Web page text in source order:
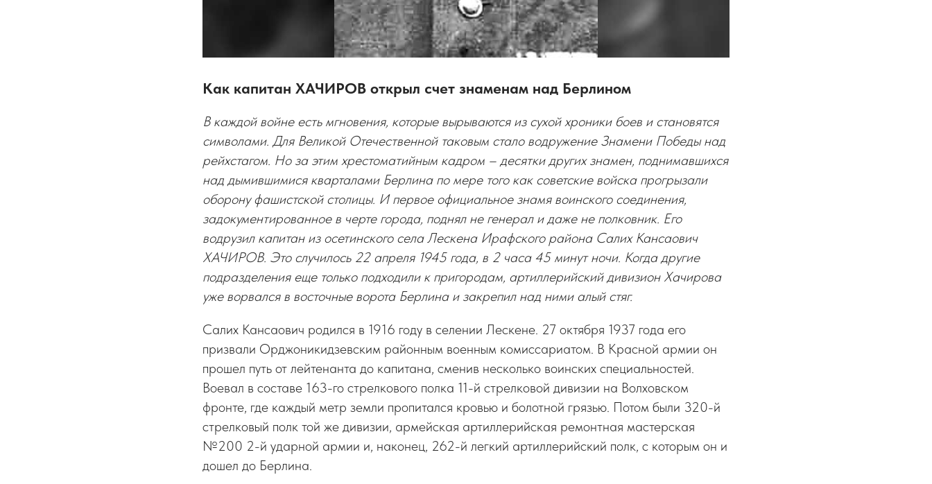
Как капитан ХАЧИРОВ открыл счет знаменам над Берлином
В каждой войне есть мгновения, которые вырываются из сухой хроники боев и становятся
символами. Для Великой Отечественной таковым стало водружение Знамени Победы над
рейхстагом. Но за этим хрестоматийным кадром – десятки других знамен, поднимавшихся
над дымившимися кварталами Берлина по мере того как советские войска прогрызали
оборону фашистской столицы. И первое официальное знамя воинского соединения,
задокументированное в черте города, поднял не генерал и даже не полковник. Его
водрузил капитан из осетинского села Лескена Ирафского района Салих Кансаович
ХАЧИРОВ. Это случилось 22 апреля 1945 года, в 2 часа 45 минут ночи. Когда другие
подразделения еще только подходили к пригородам, артиллерийский дивизион Хачирова
уже ворвался в восточные ворота Берлина и закрепил над ними алый стяг.
Салих Кансаович родился в 1916 году в селении Лескене. 27 октября 1937 года его
призвали Орджоникидзевским районным военным комиссариатом. В Красной армии он
прошел путь от лейтенанта до капитана, сменив несколько воинских специальностей.
Воевал в составе 163-го стрелкового полка 11-й стрелковой дивизии на Волховском
фронте, где каждый метр земли пропитался кровью и болотной грязью. Потом были 320-й
стрелковый полк той же дивизии, армейская артиллерийская ремонтная мастерская
№200 2-й ударной армии и, наконец, 262-й легкий артиллерийский полк, с которым он и
дошел до Берлина.